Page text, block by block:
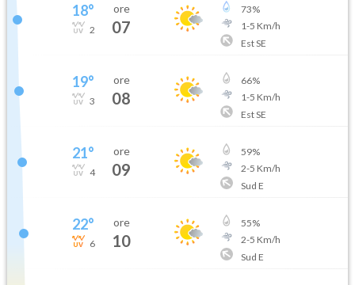
18°
2
ore
07
73%
1-5 Km/h
Est SE
19°
3
ore
08
66%
1-5 Km/h
Est SE
21°
4
ore
09
59%
2-5 Km/h
Sud E
22°
6
ore
10
55%
2-5 Km/h
Sud E